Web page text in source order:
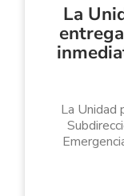
La
La Unidad